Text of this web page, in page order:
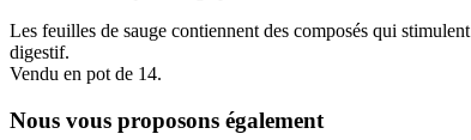
Les feuilles de sauge contiennent des composés qui stimulent
digestif.
Vendu en pot de 14.
Nous vous proposons également